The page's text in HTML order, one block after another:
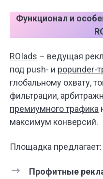
Функционал и
ROIads – ведущая
под push- и popunder-
глобальному охвату,
фильтрации,
премиумного трафика
максимум конверсий.
Площадка предлагает:
Профитные